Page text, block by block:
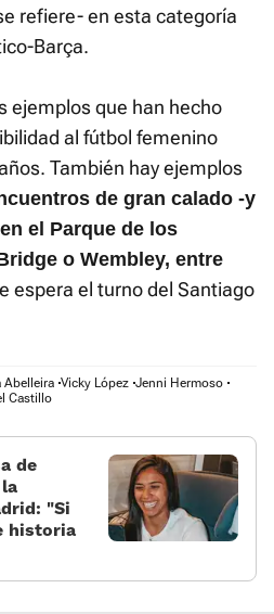
refiere- en esta categoría
Barça.
ejemplos que han hecho
al fútbol femenino
También hay ejemplos
de gran calado -y
el Parque de los
o Wembley, entre
espera el turno del Santiago
Abelleira Vicky López Jenni Hermoso
Castillo
de
«Si
historia